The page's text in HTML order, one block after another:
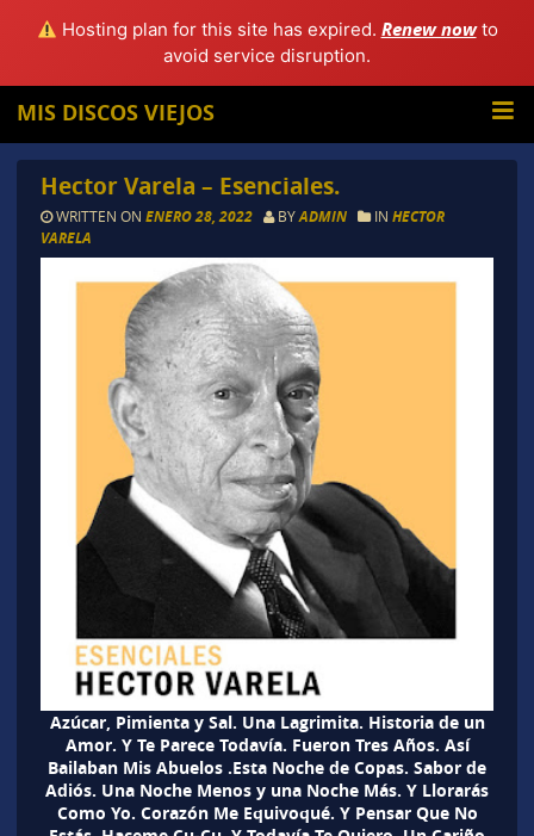
Hosting plan for this site has expired. Renew nowto
avoid service disruption.
MIS DISCOS VIEJOS
Hector Varela – Esenciales.
WRITTEN ON ENERO 28, 2022 BYADMIN IN HECTOR
VARELA
Azúcar, Pimienta y Sal. Una Lagrimita. Historia de un
Amor. Y Te Parece Todavía. Fueron Tres Años. Así
Bailaban Mis Abuelos .Esta Noche de Copas. Sabor de
Adiós. Una Noche Menos y una Noche Más. Y Llorarás
Como Yo. Corazón Me Equivoqué. Y Pensar Que No